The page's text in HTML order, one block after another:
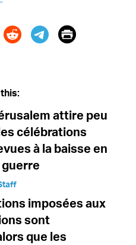
Print
attire peu
célébrations
à la baisse en
guerre
imposées aux
sont
que les